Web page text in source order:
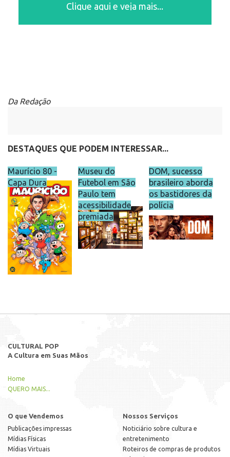
Clique aqui e veja mais...
Da Redação
DESTAQUES QUE PODEM INTERESSAR...
Maurício 80 -
Capa Dura
Museu do
Futebol em São
Paulo tem
acessibilidade
premiada
DOM, sucesso
brasileiro aborda
os bastidores da
polícia
CULTURAL POP
A Cultura em Suas Mãos
Home
QUERO MAIS...
O que Vendemos
Publicações impressas
Mídias Físicas
Mídias Virtuais
Nossos Serviços
Noticiário sobre cultura e
entretenimento
Roteiros de compras de produtos